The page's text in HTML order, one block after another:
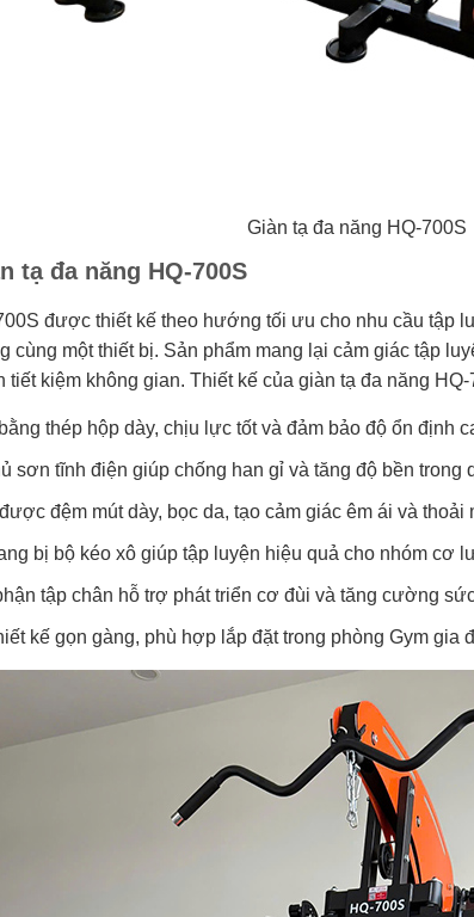
Giàn tạ đa năng HQ-700S
tạ đa năng HQ-700S
được thiết kế theo hướng tối ưu cho nhu cầu tập
cùng một thiết bị. Sản phẩm mang lại cảm giác tập
tiết kiệm không gian. Thiết kế của giàn tạ đa năng
thép hộp dày, chịu lực tốt và đảm bảo độ ổn định
sơn tĩnh điện giúp chống han gỉ và tăng độ bền trong
đệm mút dày, bọc da, tạo cảm giác êm ái và thoải
bị bộ kéo xô giúp tập luyện hiệu quả cho nhóm cơ
tập chân hỗ trợ phát triển cơ đùi và tăng cường
kế gọn gàng, phù hợp lắp đặt trong phòng Gym gia